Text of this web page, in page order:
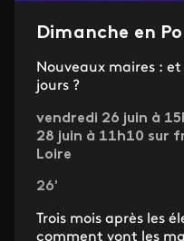
Dimanche en
Nouveaux maires :
jours ?
vendredi 26 juin à
28 juin à 11h10 sur
Loire
26'
Trois mois après les
comment vont les